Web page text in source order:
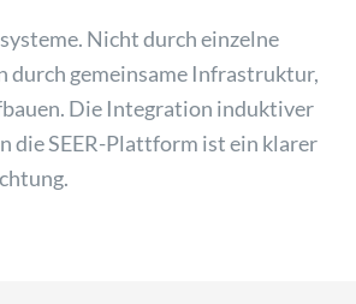
Nicht durch einzelne
durch gemeinsame Infrastruktur,
Die Integration induktiver
die SEER-Plattform ist ein klarer